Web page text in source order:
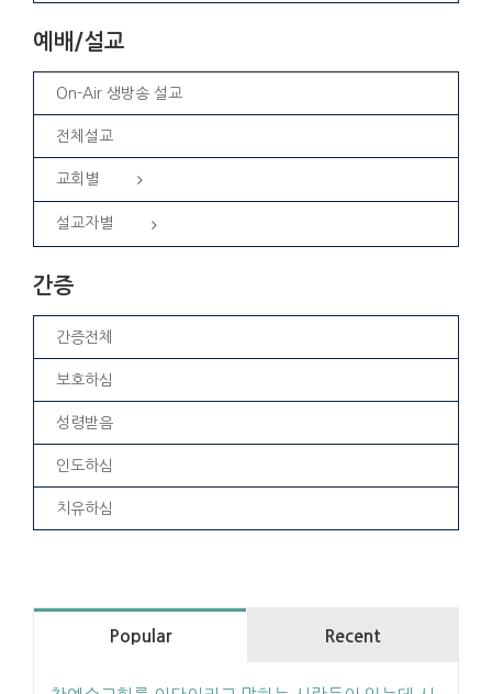
예배/설교
On-Air 생방송 설교
전체설교
교회별
설교자별
간증
간증전체
보호하심
성령받음
인도하심
치유하심
Popular Recent